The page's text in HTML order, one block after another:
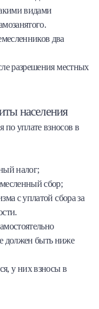
видами
два
разрешения местных
населения
по уплате взносов в
налог;
сбор;
с уплатой сбора за
должен быть ниже
у них взносы в